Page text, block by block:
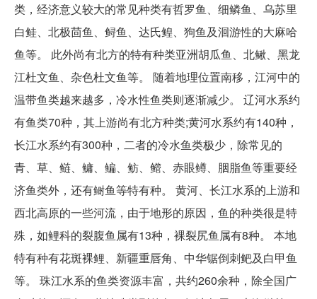
类，经济意义较大的常见种类有哲罗鱼、细鳞鱼、乌苏里
白鲑、北极茴鱼、鲟鱼、达氏鳇、狗鱼及洄游性的大麻哈
鱼等。 此外尚有北方的特有种类亚洲胡瓜鱼、北鳅、黑龙
江杜文鱼、杂色杜文鱼等。 随着地理位置南移，江河中的
温带鱼类越来越多，冷水性鱼类则逐渐减少。 辽河水系约
有鱼类70种，其上游尚有北方种类;黄河水系约有140种，
长江水系约有300种，二者的冷水鱼类极少，除常见的
青、草、鲢、鳙、鳊、鲂、鳤、赤眼鳟、胭脂鱼等重要经
济鱼类外，还有鲥鱼等特有种。 黄河、长江水系的上游和
西北高原的一些河流，由于地形的原因，鱼的种类很是特
殊，如鲤科的裂腹鱼属有13种，裸裂尻鱼属有8种。 本地
特有种有花斑裸鲤、新疆重唇角、中华锯倒刺鲃及白甲鱼
等。 珠江水系的鱼类资源丰富，共约260余种，除全国广